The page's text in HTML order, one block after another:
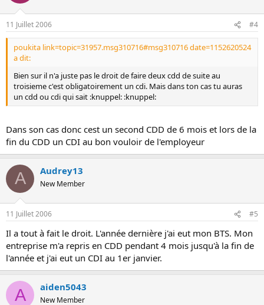
11 Juillet 2006 #4
poukita link=topic=31957.msg310716#msg310716 date=1152620524
a dit:
Bien sur il n'a juste pas le droit de faire deux cdd de suite au
troisieme c'est obligatoirement un cdi. Mais dans ton cas tu auras
un cdd ou cdi qui sait :knuppel: :knuppel:
Dans son cas donc cest un second CDD de 6 mois et lors de la
fin du CDD un CDI au bon vouloir de l'employeur
A Audrey13
New Member
11 Juillet 2006 #5
Il a tout à fait le droit. L'année dernière j'ai eut mon BTS. Mon
entreprise m'a repris en CDD pendant 4 mois jusqu'à la fin de
l'année et j'ai eut un CDI au 1er janvier.
A aiden5043
New Member